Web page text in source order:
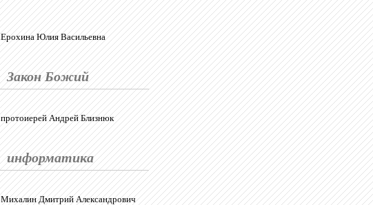
Ерохина Юлия Васильевна
Закон Божий
протоиерей Андрей Близнюк
информатика
Михалин Дмитрий Александрович